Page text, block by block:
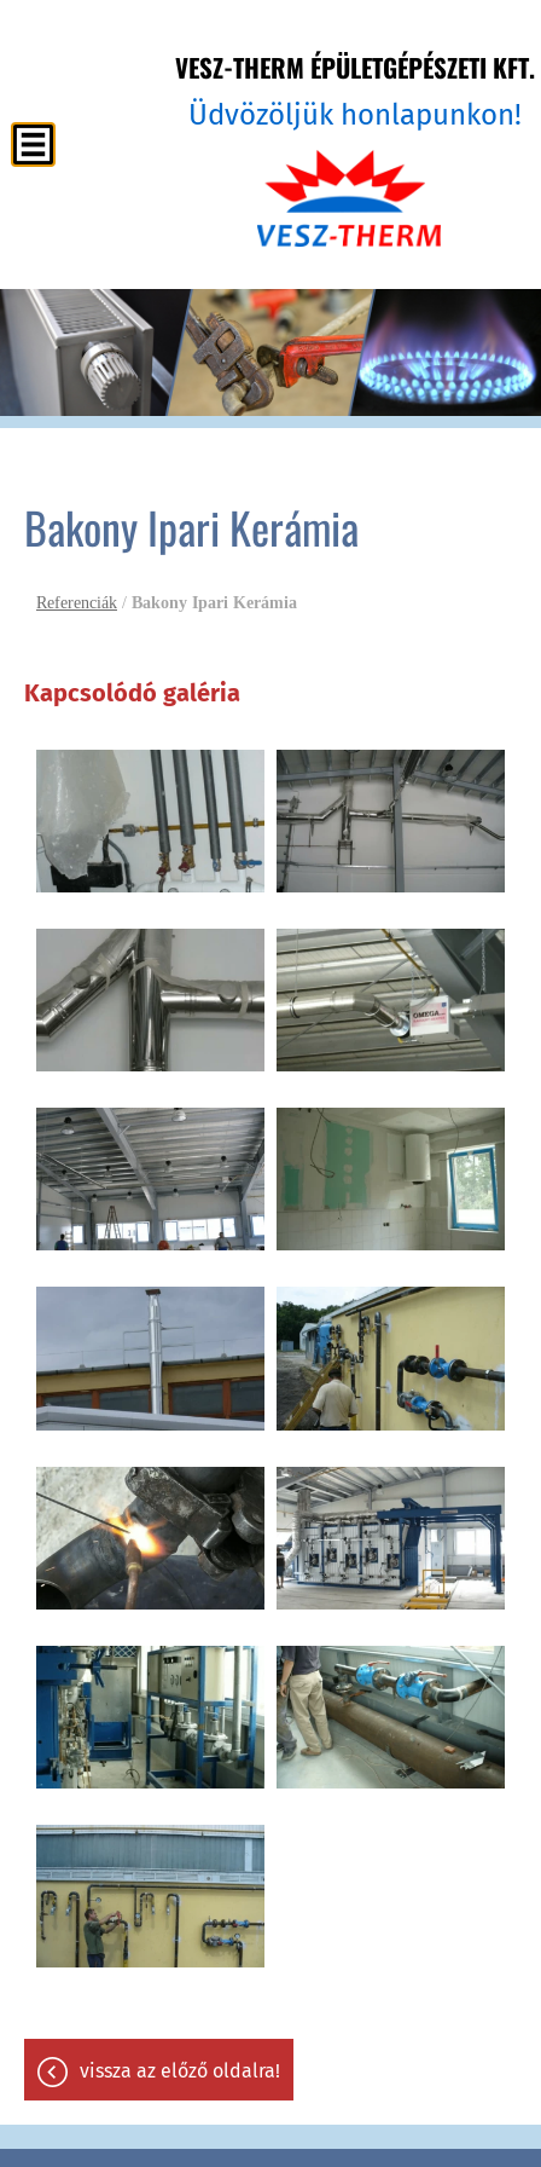
VESZ-THERM ÉPÜLETGÉPÉSZETI KFT.
Üdvözöljük honlapunkon!
Bakony Ipari Kerámia
Referenciák / Bakony Ipari Kerámia
Kapcsolódó galéria
vissza az előző oldalra!